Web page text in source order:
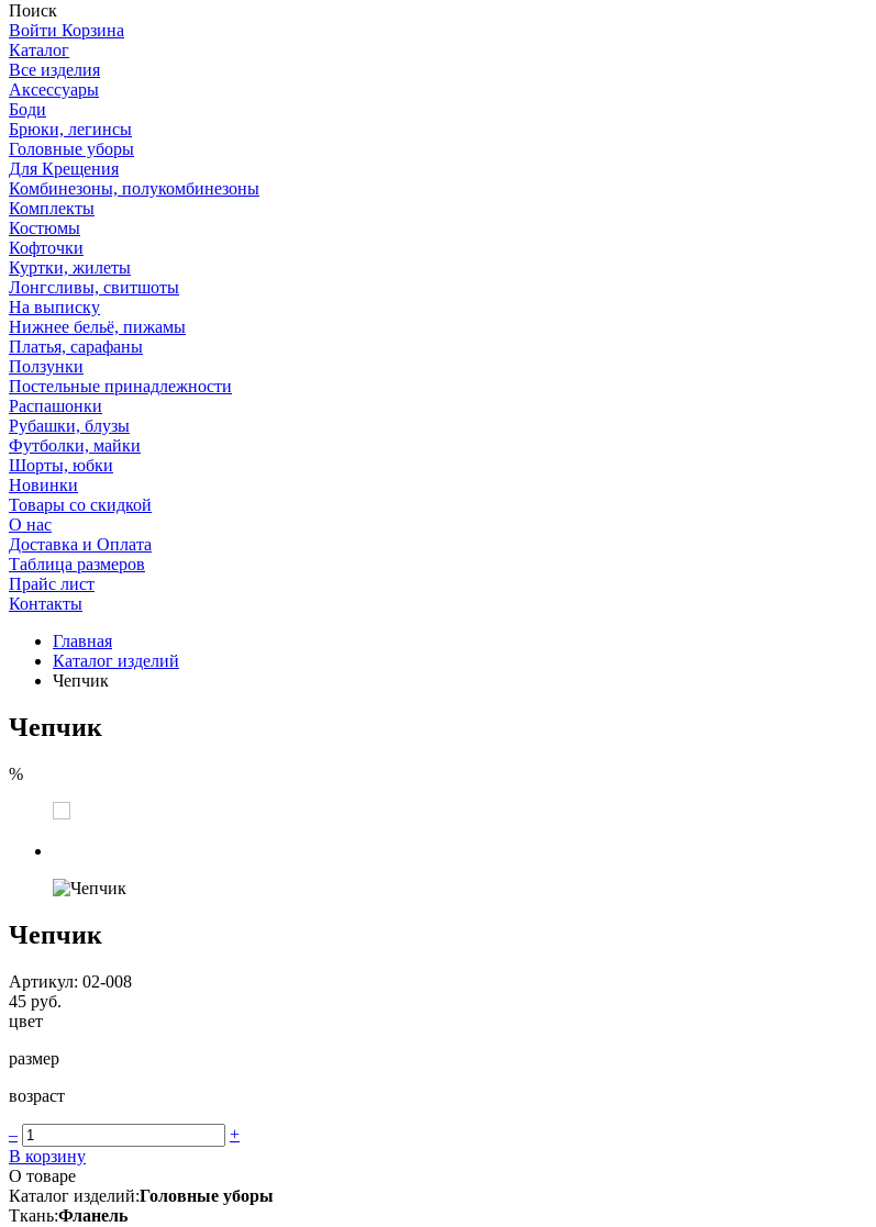
Поиск
Войти Корзина
Каталог
Все изделия
Аксесcуары
Боди
Брюки, легинсы
Головные уборы
Для Крещения
Комбинезоны, полукомбинезоны
Комплекты
Костюмы
Кофточки
Куртки, жилеты
Лонгсливы, свитшоты
На выписку
Нижнее бельё, пижамы
Платья, сарафаны
Ползунки
Постельные принадлежности
Распашонки
Рубашки, блузы
Футболки, майки
Шорты, юбки
Новинки
Товары со скидкой
О нас
Доставка и Оплата
Таблица размеров
Прайс лист
Контакты
Главная
Каталог изделий
Чепчик
Чепчик
%
Чепчик
Артикул: 02-008
45 руб.
цвет
размер
возраст
–
+
В корзину
О товаре
Каталог изделий:Головные уборы
Ткань:Фланель